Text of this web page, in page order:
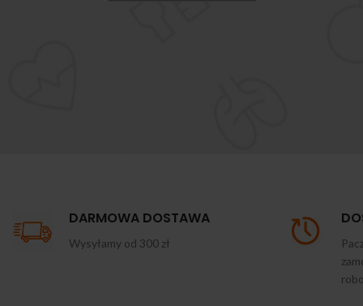
DARMOWA DOSTAWA
Wysyłamy od 300 zł